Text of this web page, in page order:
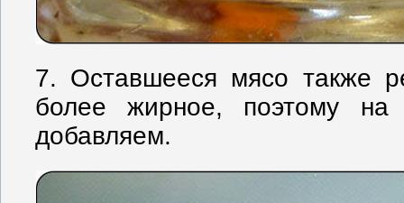
7. Оставшееся мясо также
более жирное, поэтому
добавляем.